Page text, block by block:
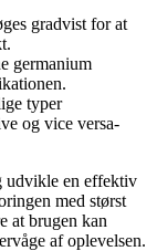
gradvist for at
germanium
typer
og vice versa-
udvikle en effektiv
med størst
at brugen kan
af oplevelsen.